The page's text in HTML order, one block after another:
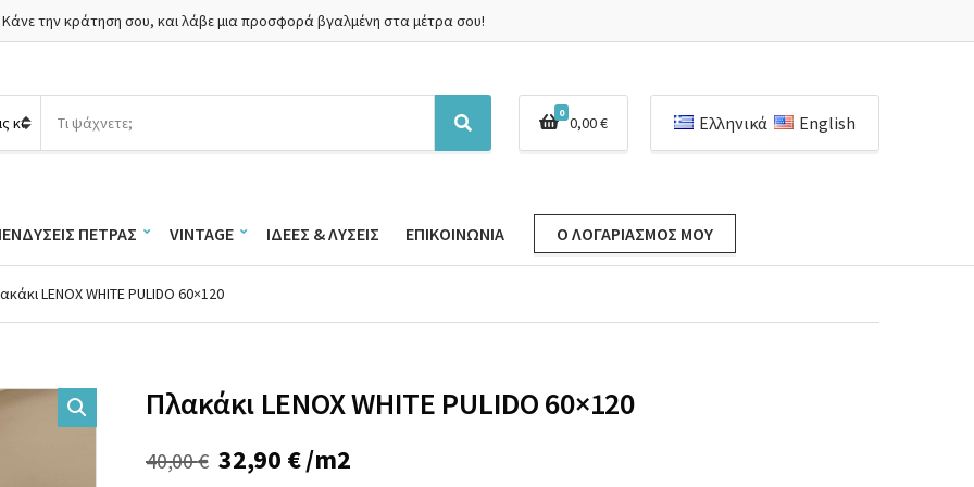
Κάνε την κράτηση σου, και λάβε μια προσφορά βγαλμένη στα μέτρα σου!
α
η
π
ρ
ό
Α
ν
τ
η
0
0,00€ Ελληνικά English
ΠΈΤΡΑΣ VINTAGE ΙΔΈΕΣ & ΛΎΣΕΙΣ ΕΠΙΚΟΙΝΩΝΊΑ Ο ΛΟΓΑΡΙΑΣΜΌΣ ΜΟΥ
LENOX WHITE PULIDO 60×120
Πλακάκι LENOX WHITE PULIDO 60×120
40,00€ Original
32,90 €Η/m2